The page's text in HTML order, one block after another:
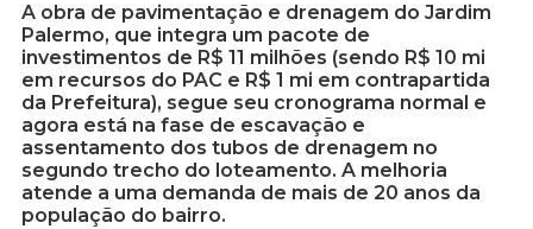
A obra de pavimentação e drenagem do Jardim
Palermo, que integra um pacote de
investimentos de R$ 11 milhões (sendo R$ 10 mi
em recursos do PAC e R$ 1 mi em contrapartida
da Prefeitura), segue seu cronograma normal e
agora está na fase de escavação e
assentamento dos tubos de drenagem no
segundo trecho do loteamento. A melhoria
atende a uma demanda de mais de 20 anos da
população do bairro.